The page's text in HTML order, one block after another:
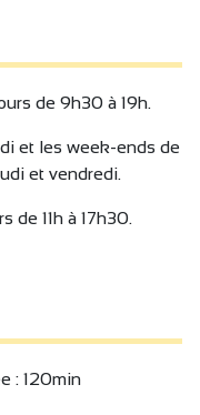
de 9h30 à 19h.
et les week-ends de
et vendredi.
de 11h à 17h30.
: 120min